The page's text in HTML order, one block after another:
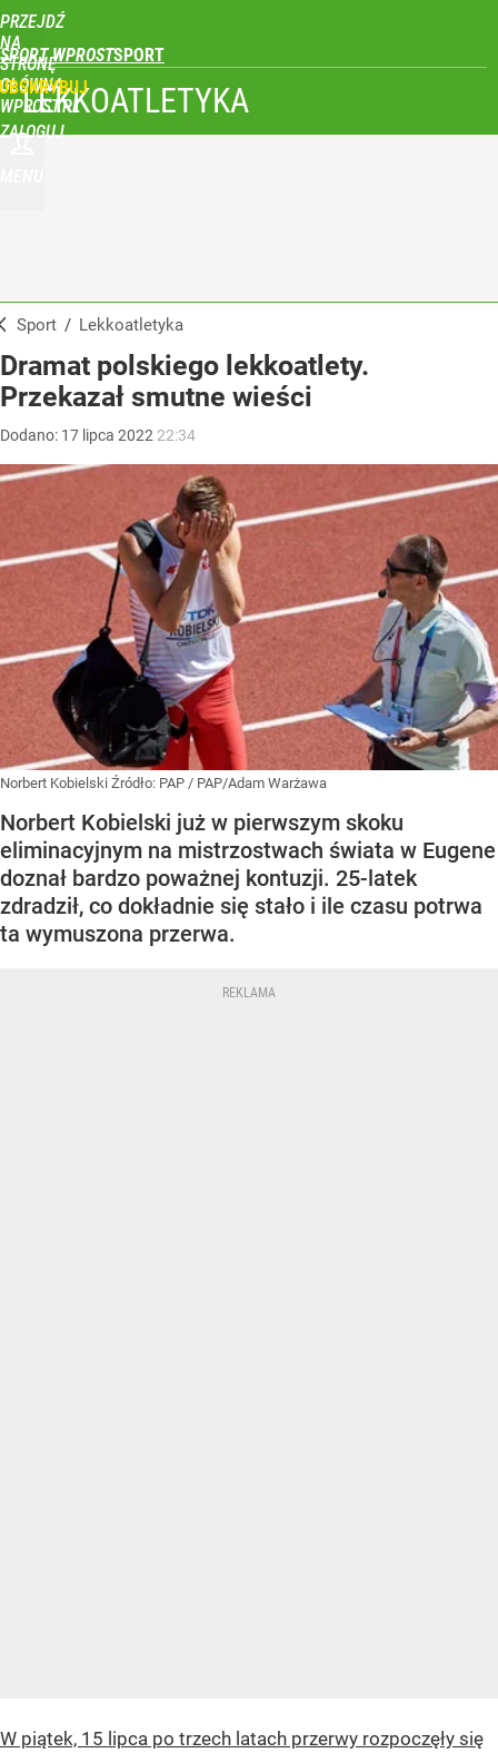
PRZEJDŹ
NA
STRONĘ
GŁÓWNĄ
WPROST.PL
SPORT WPROST
ZALOGUJ
LEKKOATLETYKA
Sport / Lekkoatletyka
Dramat polskiego lekkoatlety.
Przekazał smutne wieści
Dodano: 17 lipca 2022 22:34
Norbert Kobielski Źródło: PAP / PAP/Adam Warżawa
Norbert Kobielski już w pierwszym skoku
eliminacyjnym na mistrzostwach świata w Eugene
doznał bardzo poważnej kontuzji. 25-latek
zdradził, co dokładnie się stało i ile czasu potrwa
ta wymuszona przerwa.
W piątek, 15 lipca po trzech latach przerwy rozpoczęły się